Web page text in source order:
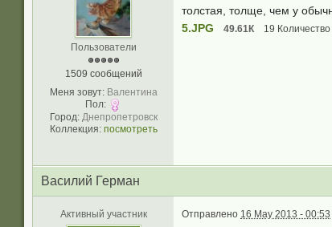
Пользователи
1509 сообщений
Меня зовут: Валентина
Пол:
Город: Днепропетровск
Коллекция: посмотреть
толстая, толще, чем у
5.JPG
49.61К 19 Количество
Василий Герман
Активный участник Отправлено 16 May 2013 - 00:53